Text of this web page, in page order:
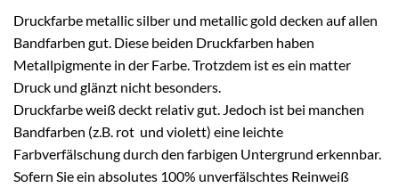
Druckfarbe metallic silber und metallic gold decken auf allen
Bandfarben gut. Diese beiden Druckfarben haben
Metallpigmente in der Farbe. Trotzdem ist es ein matter
Druck und glänzt nicht besonders.
Druckfarbe weiß deckt relativ gut. Jedoch ist bei manchen
Bandfarben (z.B. rot und violett) eine leichte
Farbverfälschung durch den farbigen Untergrund erkennbar.
Sofern Sie ein absolutes 100% unverfälschtes Reinweiß